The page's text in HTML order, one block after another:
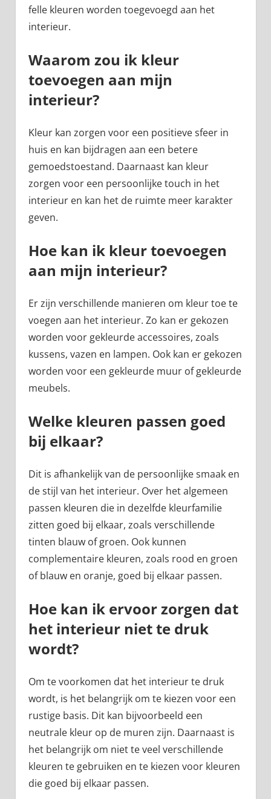
felle kleuren worden toegevoegd aan het
interieur.
Waarom zou ik kleur
toevoegen aan mijn
interieur?
Kleur kan zorgen voor een positieve sfeer in
huis en kan bijdragen aan een betere
gemoedstoestand. Daarnaast kan kleur
zorgen voor een persoonlijke touch in het
interieur en kan het de ruimte meer karakter
geven.
Hoe kan ik kleur toevoegen
aan mijn interieur?
Er zijn verschillende manieren om kleur toe te
voegen aan het interieur. Zo kan er gekozen
worden voor gekleurde accessoires, zoals
kussens, vazen en lampen. Ook kan er gekozen
worden voor een gekleurde muur of gekleurde
meubels.
Welke kleuren passen goed
bij elkaar?
Dit is afhankelijk van de persoonlijke smaak en
de stijl van het interieur. Over het algemeen
passen kleuren die in dezelfde kleurfamilie
zitten goed bij elkaar, zoals verschillende
tinten blauw of groen. Ook kunnen
complementaire kleuren, zoals rood en groen
of blauw en oranje, goed bij elkaar passen.
Hoe kan ik ervoor zorgen dat
het interieur niet te druk
wordt?
Om te voorkomen dat het interieur te druk
wordt, is het belangrijk om te kiezen voor een
rustige basis. Dit kan bijvoorbeeld een
neutrale kleur op de muren zijn. Daarnaast is
het belangrijk om niet te veel verschillende
kleuren te gebruiken en te kiezen voor kleuren
die goed bij elkaar passen.